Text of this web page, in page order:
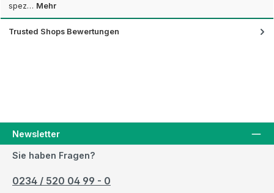
spez… Mehr
Trusted Shops Bewertungen
Newsletter
Sie haben Fragen?
0234 / 520 04 99 - 0